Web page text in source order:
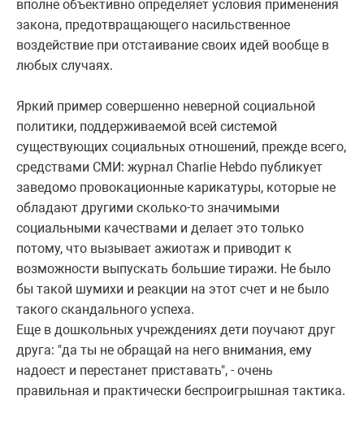
вполне объективно определяет условия применения
закона, предотвращающего насильственное
воздействие при отстаивание своих идей вообще в
любых случаях.
Яркий пример совершенно неверной социальной
политики, поддерживаемой всей системой
существующих социальных отношений, прежде всего,
средствами СМИ: журнал Charlie Hebdo публикует
заведомо провокационные карикатуры, которые не
обладают другими сколько-то значимыми
социальными качествами и делает это только
потому, что вызывает ажиотаж и приводит к
возможности выпускать большие тиражи. Не было
бы такой шумихи и реакции на этот счет и не было
такого скандального успеха.
Еще в дошкольных учреждениях дети поучают друг
друга: "да ты не обращай на него внимания, ему
надоест и перестанет приставать", - очень
правильная и практически беспроигрышная тактика.